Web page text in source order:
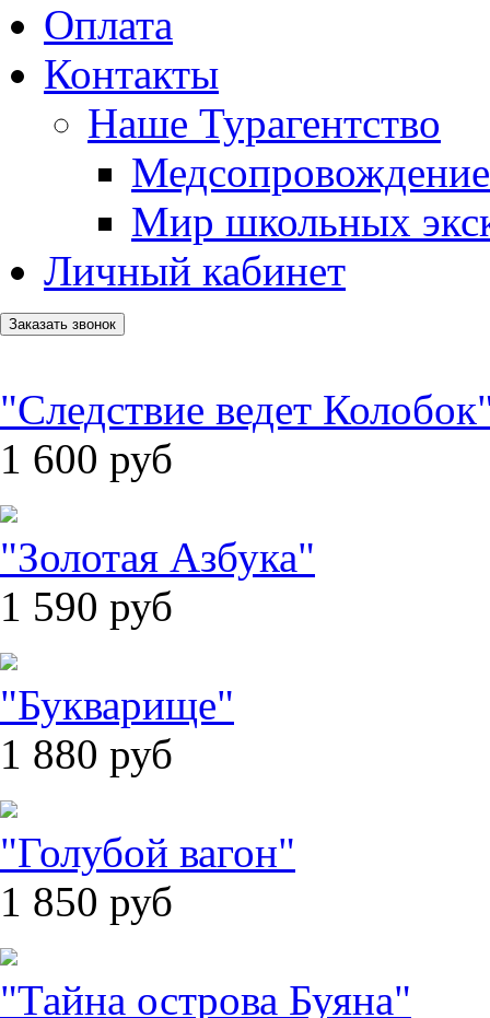
Оплата
Контакты
Наше Турагентство
Медсопровождение
Мир школьных
Личный кабинет
Заказать звонок
"Следствие ведет
1 600 руб
"Золотая Азбука"
1 590 руб
"Букварище"
1 880 руб
"Голубой вагон"
1 850 руб
"Тайна острова Буяна"